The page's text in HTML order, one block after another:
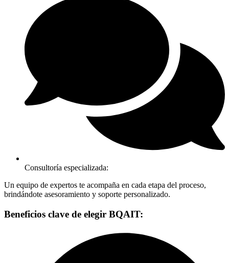
Consultoría especializada:
Un equipo de expertos te acompaña en cada etapa del proceso,
brindándote asesoramiento y soporte personalizado.
Beneficios clave de elegir BQAIT: